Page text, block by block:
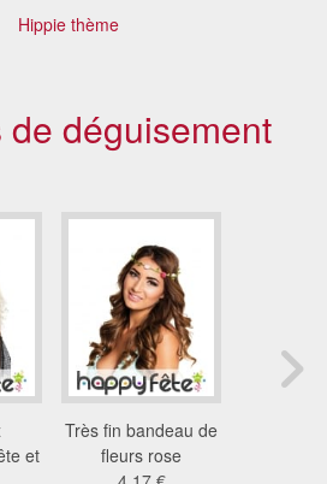
Hippie thème
déguisement
et
Très fin bandeau de
fleurs rose